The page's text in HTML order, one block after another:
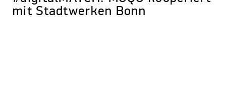
mit Stadtwerken Bonn